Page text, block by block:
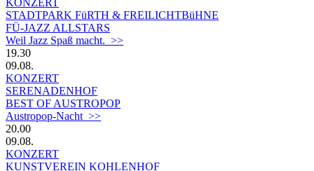
STADTPARK FüRTH & FREILICHTBüHNE
FÜ-JAZZ ALLSTARS
Weil Jazz Spaß macht. >>
19.30
09.08.
KONZERT
SERENADENHOF
BEST OF AUSTROPOP
Austropop-Nacht >>
20.00
09.08.
KONZERT
KUNSTVEREIN KOHLENHOF